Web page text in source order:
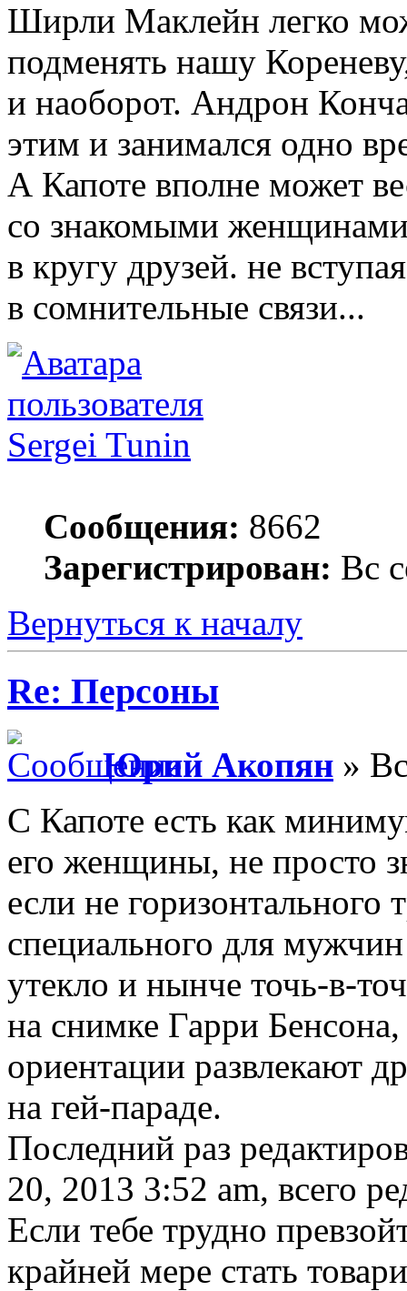
Ширли Маклейн легко
подменять нашу
и наоборот. Андрон
этим и занимался одно
А Капоте вполне может
со знакомыми
в кругу друзей. не
в сомнительные связи...
Sergei Tunin
Сообщения: 8662
Зарегистрирован: Вс
Вернуться к началу
Re: Персоны
Юрий Акопян »
С Капоте есть как
его женщины, не просто
если не горизонтального
специального для
утекло и нынче точь-в-
на снимке Гарри
ориентации развлекают
на гей-параде.
Последний раз
20, 2013 3:52 am, всего
Если тебе трудно
крайней мере стать